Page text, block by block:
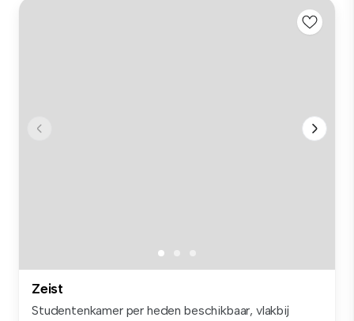
Zeist
Studentenkamer per heden beschikbaar, vlakbij